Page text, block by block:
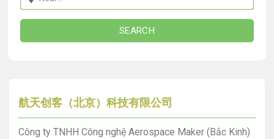
SEARCH
航天创客（北京）科技有限公司
Công ty TNHH Công nghệ Aerospace Maker (Bắc Kinh)